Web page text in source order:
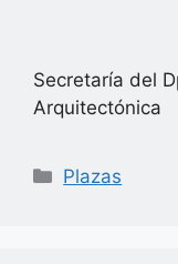
Secretaría del
Arquitectónica
Categorías
Plazas